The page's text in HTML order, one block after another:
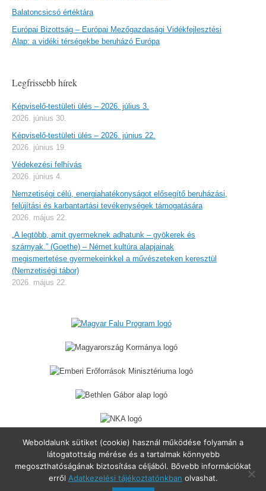
Balatoncsicsó értéktára
Európai Bizottság – Európai Mezőgazdasági Vidékfejlesztési
Alap: a vidéki térségekbe beruházó Európa
Legfrissebb hírek
Képviselő-testületi ülés – 2026. július 3.
2026. június 30.
Képviselő-testületi ülés – 2026. június 22.
2026. június 19.
Védekezési felhívás
2026. június 4.
Nemzetiségi célú, energiahatékonyságot elősegítő beruházási,
felújítási és karbantartási tevékenységek támogatására
2026. május 22.
„A legtöbb, amit gyermeknek adhatunk – gyökerek és
szárnyak.” (Goethe) – Német kultúra alapjainak
megismertetése gyermekeinkkel a művészeteken keresztül
(Nemzetiségi tábor)
2026. május 22.
Balatoncsicsó Község Önkormányzata. 8272 Balatoncsicsó, Fő utca
Weboldalunk sütiket (cookie) használ működése folyamán a
látogatottság mérése és a tartalmak könnyebb
megoszthatóságának biztosítása céljából. Bővebb információkat
erről Adatkezelési tájékoztatónkban olvashat.